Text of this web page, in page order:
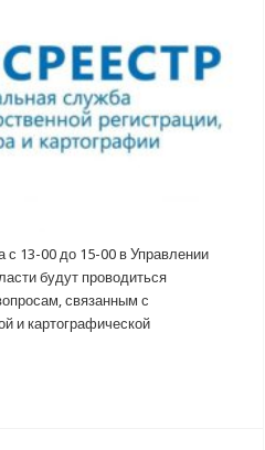
с 13-00 до 15-00 в Управлении
будут проводиться
связанным с
и картографической